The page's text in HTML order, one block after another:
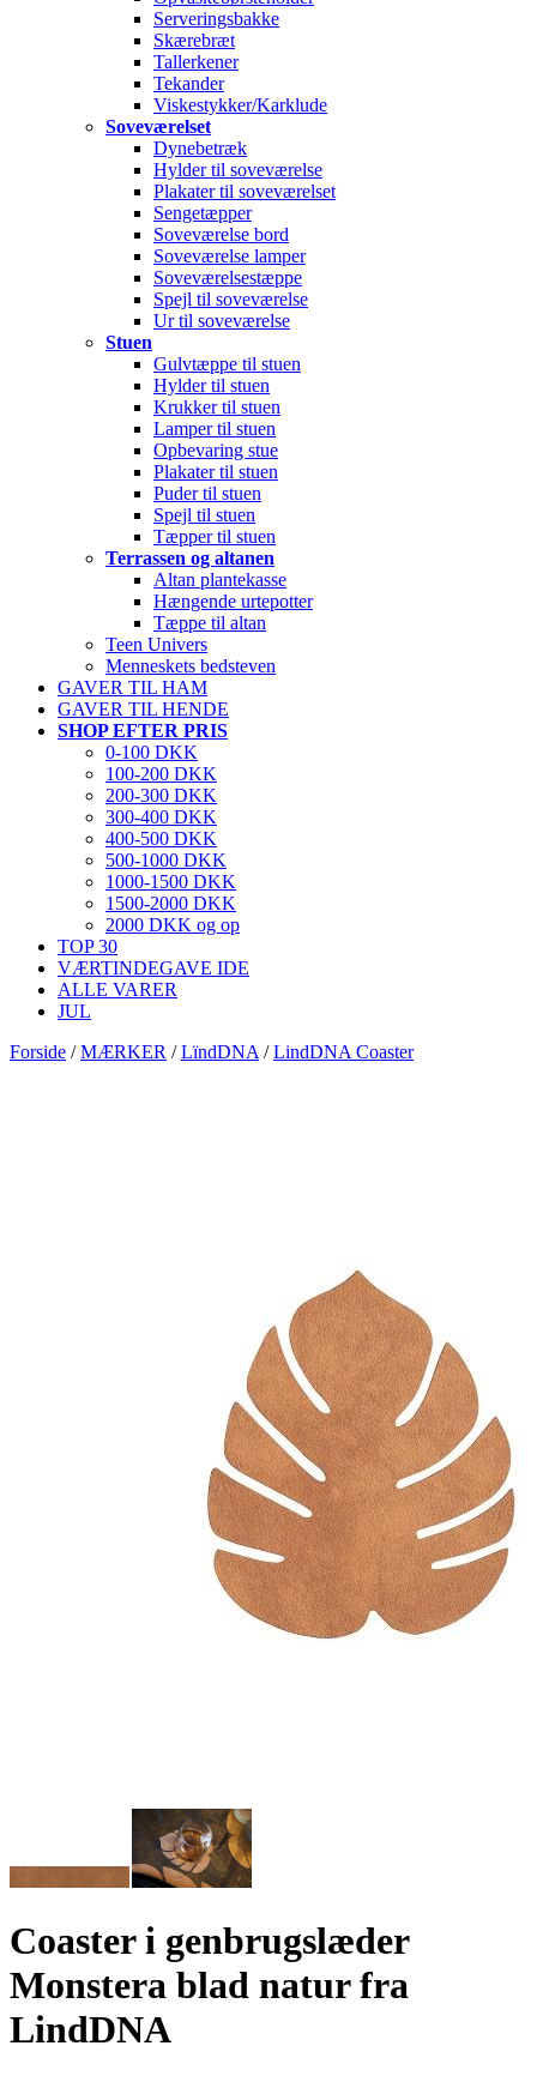
Serveringsbakke
Skærebræt
Tallerkener
Tekander
Viskestykker/Karklude
Soveværelset
Dynebetræk
Hylder til soveværelse
Plakater til soveværelset
Sengetæpper
Soveværelse bord
Soveværelse lamper
Soveværelsestæppe
Spejl til soveværelse
Ur til soveværelse
Stuen
Gulvtæppe til stuen
Hylder til stuen
Krukker til stuen
Lamper til stuen
Opbevaring stue
Plakater til stuen
Puder til stuen
Spejl til stuen
Tæpper til stuen
Terrassen og altanen
Altan plantekasse
Hængende urtepotter
Tæppe til altan
Teen Univers
Menneskets bedsteven
GAVER TIL HAM
GAVER TIL HENDE
SHOP EFTER PRIS
0-100 DKK
100-200 DKK
200-300 DKK
300-400 DKK
400-500 DKK
500-1000 DKK
1000-1500 DKK
1500-2000 DKK
2000 DKK og op
TOP 30
VÆRTINDEGAVE IDE
ALLE VARER
JUL
Forside /MÆRKER /LïndDNA /LindDNA Coaster
Coaster i genbrugslæder
Monstera blad natur fra
LindDNA